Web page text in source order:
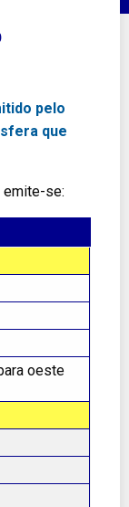
pelo
que
emite-se:
oeste